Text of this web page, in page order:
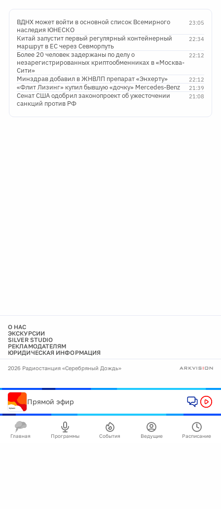
23:05
ВДНХ может войти в основной список Всемирного
наследия ЮНЕСКО
22:34
Китай запустит первый регулярный контейнерный
маршрут в ЕС через Севморпуть
22:12
Более 20 человек задержаны по делу о
незарегистрированных криптообменниках в «Москва-
Сити»
22:12
Минздрав добавил в ЖНВЛП препарат «Энхерту»
21:39
«Флит Лизинг» купил бывшую «дочку» Mercedes-Benz
21:08
Сенат США одобрил законопроект об ужесточении
санкций против РФ
О НАС
ЭКСКУРСИИ
SILVER STUDIO
РЕКЛАМОДАТЕЛЯМ
ЮРИДИЧЕСКАЯ ИНФОРМАЦИЯ
2026 Радиостанция «Серебряный Дождь»
Прямой эфир
Главная Программы События Ведущие Расписание